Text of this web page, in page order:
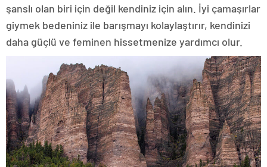
şanslı olan biri için değil kendiniz için alın. İyi çamaşırlar
giymek bedeniniz ile barışmayı kolaylaştırır, kendinizi
daha güçlü ve feminen hissetmenize yardımcı olur.